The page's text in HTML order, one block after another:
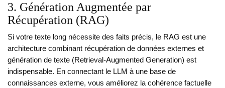
3. Génération Augmentée par
Récupération (RAG)
Si votre texte long nécessite des faits précis, le RAG est une
architecture combinant récupération de données externes et
génération de texte (Retrieval-Augmented Generation) est
indispensable. En connectant le LLM à une base de
connaissances externe, vous améliorez la cohérence factuelle